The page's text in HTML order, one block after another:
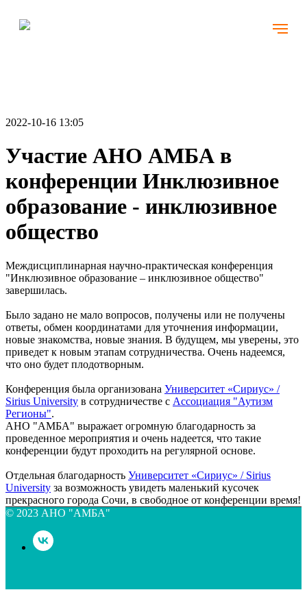
2022-10-16 13:05
Участие АНО АМБА в
конференции Инклюзивное
образование - инклюзивное
общество
Междисциплинарная научно-практическая конференция
"Инклюзивное образование – инклюзивное общество"
завершилась.
Было задано не мало вопросов, получены или не получены
ответы, обмен координатами для уточнения информации,
новые знакомства, новые знания. В будущем, мы уверены, это
приведет к новым этапам сотрудничества. Очень надеемся,
что оно будет плодотворным.
Конференция была организована Университет «Сириус» /
Sirius University в сотрудничестве с Ассоциация "Аутизм
Регионы".
АНО "АМБА" выражает огромную благодарность за
проведенное мероприятия и очень надеется, что такие
конференции будут проходить на регулярной основе.
Отдельная благодарность Университет «Сириус» / Sirius
University за возможность увидеть маленький кусочек
прекрасного города Сочи, в свободное от конференции время!
© 2023 АНО "АМБА"